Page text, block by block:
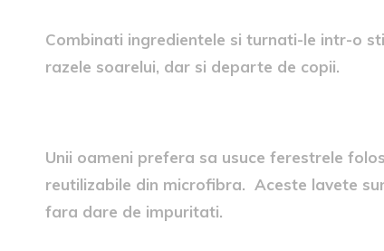
Combinati ingredientele si turnati-le intr-o
razele soarelui, dar si departe de copii.
Unii oameni prefera sa usuce ferestrele
reutilizabile din microfibra. Aceste lavete
fara dare de impuritati.